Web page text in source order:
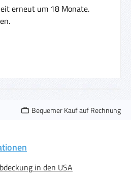
erneut um 18 Monate.
Bequemer Kauf auf Rechnung
in den USA